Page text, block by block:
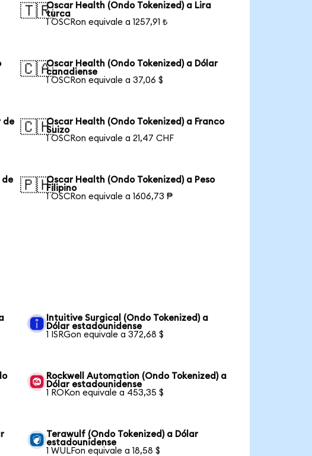
🇹🇷Oscar Health (Ondo Tokenized) a Lira
turca
1 OSCRon equivale a 1257,91 ₺
🇨🇦Oscar Health (Ondo Tokenized) a Dólar
canadiense
1 OSCRon equivale a 37,06 $
de
🇨🇭Oscar Health (Ondo Tokenized) a Franco
Suizo
1 OSCRon equivale a 21,47 CHF
de
🇵🇭Oscar Health (Ondo Tokenized) a Peso
Filipino
1 OSCRon equivale a 1606,73 ₱
Intuitive Surgical (Ondo Tokenized) a
Dólar estadounidense
1 ISRGon equivale a 372,68 $
Rockwell Automation (Ondo Tokenized) a
Dólar estadounidense
1 ROKon equivale a 453,35 $
Terawulf (Ondo Tokenized) a Dólar
estadounidense
1 WULFon equivale a 18,58 $